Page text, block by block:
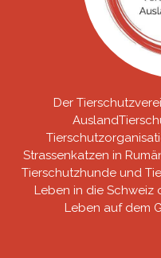
Der
Strassenkatzen in
Tierschutzhunde und
Leben in die Schweiz
Leben auf dem